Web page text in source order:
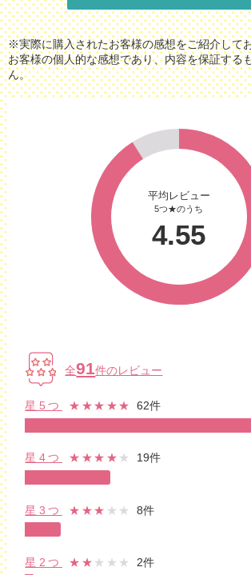
※実際に購入されたお客様の感想をご紹介して
お客様の個人的な感想であり、内容を保証する
ん。
平均レビュー
5つ★のうち
4.55
全91件のレビュー
星5つ ★★★★★ 62件
星4つ ★★★★ ★ 19件
星3つ ★★★ ★★ 8件
星2つ ★★ ★★★ 2件